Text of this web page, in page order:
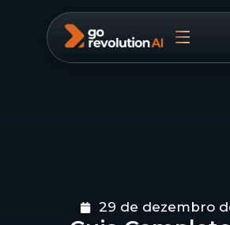
29 de dezembro